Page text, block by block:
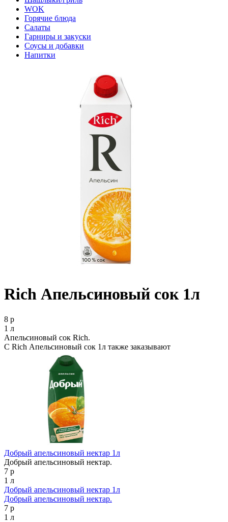
WOK
Горячие блюда
Салаты
Гарниры и закуски
Соусы и добавки
Напитки
Rich Апельсиновый сок 1л
8 р
1 л
Апельсиновый сок Rich.
С Rich Апельсиновый сок 1л также заказывают
Добрый апельсиновый нектар 1л
Добрый апельсиновый нектар.
7 р
1 л
Добрый апельсиновый нектар 1л
Добрый апельсиновый нектар.
7 р
1 л